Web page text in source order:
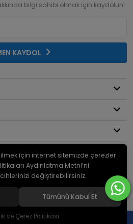
bilgi sahibi olmak için kaydolun!
KAYDOL
A.Ş markasıdır ve tüm hakları
saklıdır.
E-Ticaret Sistemleri ile Hazırlanmıştır.
için internet sitemizde çerezler
Aydınlatma Metni’ni
değiştirebilirsiniz.
Tümünü Kabul Et
ve Çerez Politikası